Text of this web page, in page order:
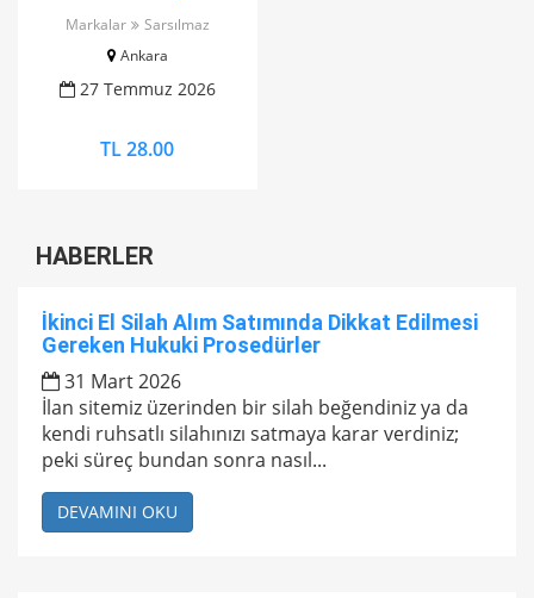
Markalar
Sarsılmaz
Ankara
27 Temmuz 2026
TL 28.00
HABERLER
İkinci El Silah Alım Satımında Dikkat Edilmesi
Gereken Hukuki Prosedürler
31 Mart 2026
İlan sitemiz üzerinden bir silah beğendiniz ya da
kendi ruhsatlı silahınızı satmaya karar verdiniz;
peki süreç bundan sonra nasıl...
DEVAMINI OKU